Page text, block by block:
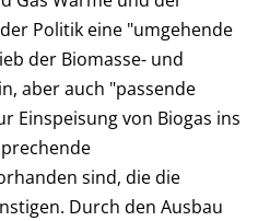
Politik eine "umgehende
der Biomasse- und
aber auch "passende
Einspeisung von Biogas ins
sind, die die
Durch den Ausbau